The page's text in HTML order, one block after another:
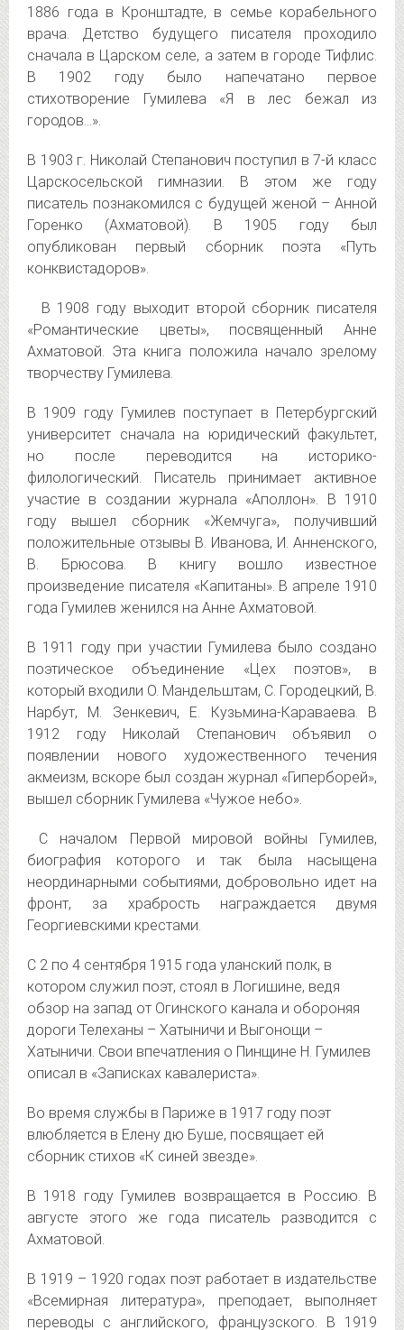
1886 года в Кронштадте, в семье корабельного
врача. Детство будущего писателя проходило
сначала в Царском селе, а затем в городе Тифлис.
В 1902 году было напечатано первое
стихотворение Гумилева «Я в лес бежал из
городов…».
В 1903 г. Николай Степанович поступил в 7-й класс
Царскосельской гимназии. В этом же году
писатель познакомился с будущей женой – Анной
Горенко (Ахматовой). В 1905 году был
опубликован первый сборник поэта «Путь
конквистадоров».
В 1908 году выходит второй сборник писателя
«Романтические цветы», посвященный Анне
Ахматовой. Эта книга положила начало зрелому
творчеству Гумилева.
В 1909 году Гумилев поступает в Петербургский
университет сначала на юридический факультет,
но после переводится на историко-
филологический. Писатель принимает активное
участие в создании журнала «Аполлон». В 1910
году вышел сборник «Жемчуга», получивший
положительные отзывы В. Иванова, И. Анненского,
В. Брюсова. В книгу вошло известное
произведение писателя «Капитаны». В апреле 1910
года Гумилев женился на Анне Ахматовой.
В 1911 году при участии Гумилева было создано
поэтическое объединение «Цех поэтов», в
который входили О. Мандельштам, С. Городецкий, В.
Нарбут, М. Зенкевич, Е. Кузьмина-Караваева. В
1912 году Николай Степанович объявил о
появлении нового художественного течения
акмеизм, вскоре был создан журнал «Гиперборей»,
вышел сборник Гумилева «Чужое небо».
С началом Первой мировой войны Гумилев,
биография которого и так была насыщена
неординарными событиями, добровольно идет на
фронт, за храбрость награждается двумя
Георгиевскими крестами.
С 2 по 4 сентября 1915 года уланский полк, в
котором служил поэт, стоял в Логишине, ведя
обзор на запад от Огинского канала и обороняя
дороги Телеханы – Хатыничи и Выгонощи –
Хатыничи. Свои впечатления о Пинщине Н. Гумилев
описал в «Записках кавалериста».
Во время службы в Париже в 1917 году поэт
влюбляется в Елену дю Буше, посвящает ей
сборник стихов «К синей звезде».
В 1918 году Гумилев возвращается в Россию. В
августе этого же года писатель разводится с
Ахматовой.
В 1919 – 1920 годах поэт работает в издательстве
«Всемирная литература», преподает, выполняет
переводы с английского, французского. В 1919